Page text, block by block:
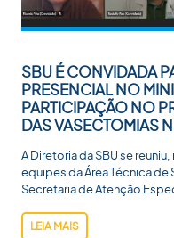
SBU É CONVIDADA
PRESENCIAL NO
PARTICIPAÇÃO NO
DAS VASECTOMIAS
A Diretoria da SBU se
equipes da Área Técnica de
Secretaria de Atenção
LEIA MAIS